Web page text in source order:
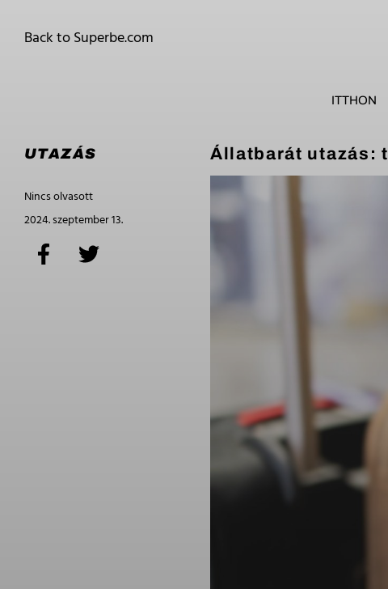
Back to Superbe.com
ITTHON
Állatbarát utazás:
UTAZÁS
Nincs olvasott
2024. szeptember 13.